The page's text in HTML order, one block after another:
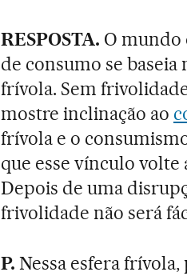
RESPOSTA. O mundo
de consumo se
frívola. Sem
mostre inclinação ao
frívola e o
que esse vínculo volte
Depois de uma
frivolidade não será
P. Nessa esfera